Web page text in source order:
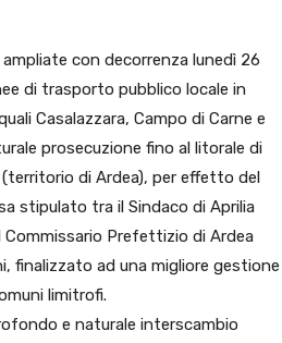
con decorrenza lunedì 26
di trasporto pubblico locale in
Casalazzara, Campo di Carne e
prosecuzione fino al litorale di
di Ardea), per effetto del
stipulato tra il Sindaco di Aprilia
Commissario Prefettizio di Ardea
finalizzato ad una migliore gestione
limitrofi.
e naturale interscambio